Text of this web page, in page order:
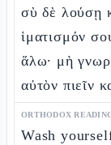
σὺ δὲ λούσῃ
ἱματισμόν
ἅλω· μὴ
αὐτὸν πιεῖν
ORTHODOX
Wash